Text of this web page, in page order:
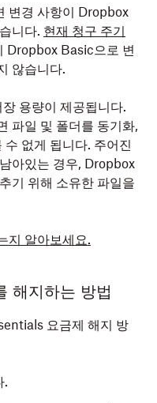
변경 사항이 Dropbox
니다. 현재 청구 주기
Dropbox Basic으로 변
않습니다.
용량이 제공됩니다.
파일 및 폴더를 동기화,
없게 됩니다. 주어진
아있는 경우, Dropbox
기 위해 소유한 파일을
지 알아보세요.
해지하는 방법
요금제 해지 방
.